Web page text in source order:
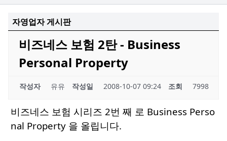
자영업자 게시판
비즈네스 보험 2탄 - Business
Personal Property
작성자 유유 작성일 2008-10-07 09:24 조회 7998
비즈네스 보험 시리즈 2번 째 로 Business Perso
nal Property 을 올립니다.